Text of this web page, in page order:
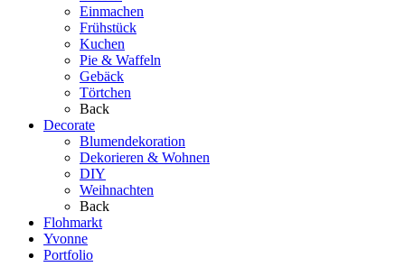
Einmachen
Frühstück
Kuchen
Pie & Waffeln
Gebäck
Törtchen
Back
Decorate
Blumendekoration
Dekorieren & Wohnen
DIY
Weihnachten
Back
Flohmarkt
Yvonne
Portfolio